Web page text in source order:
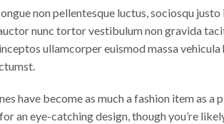
non pellentesque luctus, sociosqu
nunc tortor vestibulum non gravida
ullamcorper euismod massa
have become as much a fashion item as a
an eye-catching design, though you’re